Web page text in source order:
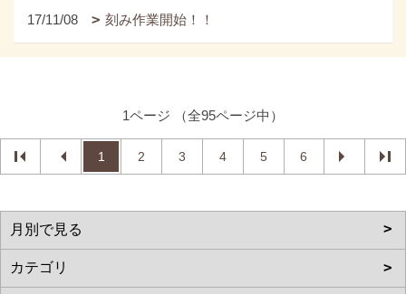
17/11/08 刻み作業開始！！
1ページ （全95ページ中）
1 2 3 4 5 6